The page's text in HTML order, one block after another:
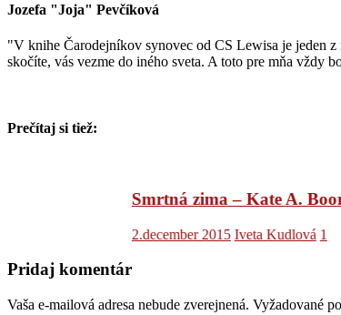
Jozefa "Joja" Pevčíková
"V knihe Čarodejníkov synovec od CS Lewisa je jeden
skočíte, vás vezme do iného sveta. A toto pre mňa vždy
Prečítaj si tiež:
Smrtná zima – Kate A. Boorman
2.december 2015 Iveta Kudlová 1
Pridaj komentár
Vaša e-mailová adresa nebude zverejnená. Vyžadované